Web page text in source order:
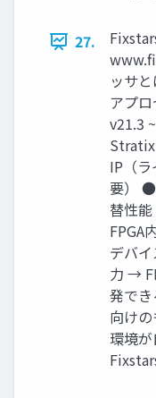
27.
ッサ
アプ
v21.3
IP（
要）
替性
FPGA
デバ
力 →
発で
向け
環境